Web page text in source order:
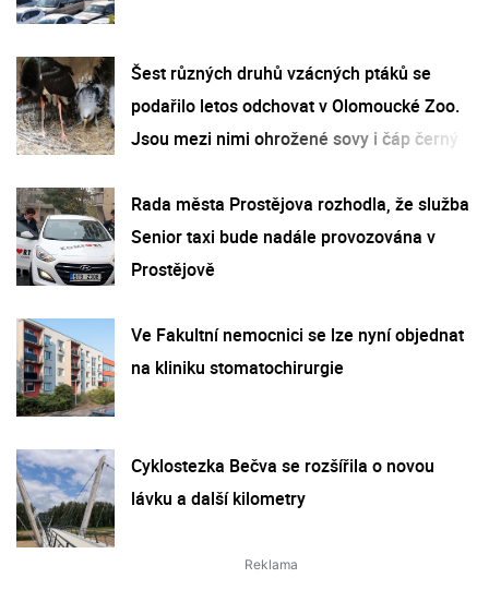
Šest různých druhů vzácných ptáků se
podařilo letos odchovat v Olomoucké Zoo.
Jsou mezi nimi ohrožené sovy i čáp černý
Rada města Prostějova rozhodla, že služba
Senior taxi bude nadále provozována v
Prostějově
Ve Fakultní nemocnici se lze nyní objednat
na kliniku stomatochirurgie
Cyklostezka Bečva se rozšířila o novou
lávku a další kilometry